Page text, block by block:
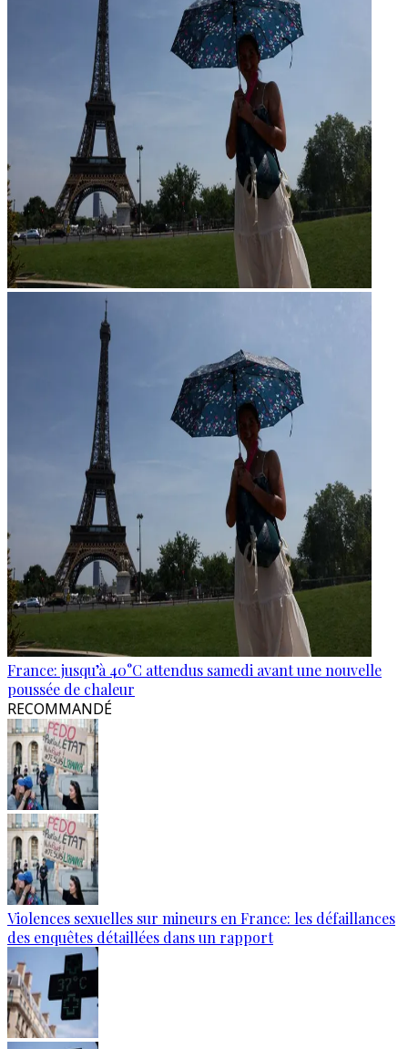
France: jusqu’à 40°C attendus samedi avant une nouvelle
poussée de chaleur
RECOMMANDÉ
Violences sexuelles sur mineurs en France: les défaillances
des enquêtes détaillées dans un rapport